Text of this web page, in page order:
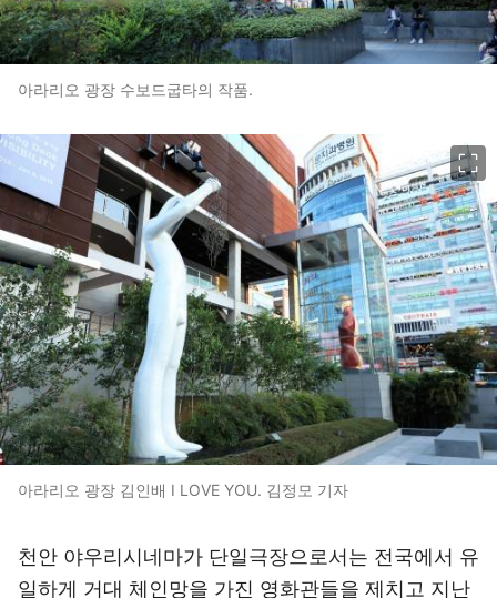
아라리오 광장 수보드굽타의 작품.
아라리오 광장 김인배 I LOVE YOU. 김정모 기자
천안 야우리시네마가 단일극장으로서는 전국에서 유
일하게 거대 체인망을 가진 영화관들을 제치고 지난